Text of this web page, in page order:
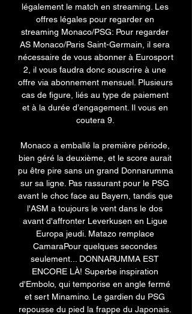
légalement le match en streaming. Les
offres légales pour regarder en
streaming Monaco/PSG: Pour regarder
AS Monaco/Paris Saint-Germain, il sera
nécessaire de vous abonner à Eurosport
2, il vous faudra donc souscrire à une
offre via abonnement mensuel. Plusieurs
cas de figure, liés au type de paiement
et à la durée d’engagement. Il vous en
coutera 9.
Monaco a emballé la première période,
bien géré la deuxième, et le score aurait
pu être pire sans un grand Donnarumma
sur sa ligne. Pas rassurant pour le PSG
avant le choc face au Bayern, tandis que
l'ASM a toujours le vent dans le dos
avant d'affronter Leverkusen en Ligue
Europa jeudi. Matazo remplace
CamaraPour quelques secondes
seulement... DONNARUMMA EST
ENCORE LÀ! Superbe inspiration
d'Embolo, qui temporise en angle fermé
et sert Minamino. Le gardien du PSG
repousse du pied la frappe du Japonais.